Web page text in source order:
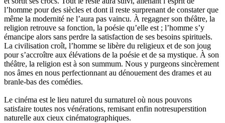
l’homme pour des siècles et dont il reste surprenant de constater que
même la modernité ne l’aura pas vaincu. À regagner son théâtre, la
religion retrouve sa fonction, la poésie qu’elle est ; l’homme s’y
émancipe alors sans perdre la satisfaction de ses besoins spirituels.
La civilisation croît, l’homme se libère du religieux et de son joug
pour s’accroître aux élévations de la poésie et de sa mystique. À son
théâtre, la religion est à son summum. Nous y purgeons sincèrement
nos âmes en nous perfectionnant au dénouement des drames et au
branle-bas des comédies.
Le cinéma est le lieu naturel du surnaturel où nous pouvons
satisfaire toutes nos vénérations, remisant enfin notresuperstition
naturelle aux cieux cinématographiques.